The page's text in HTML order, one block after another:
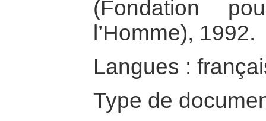
(Fondation
l’Homme), 1992.
Langues :
Type de